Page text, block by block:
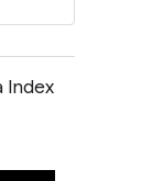
Index